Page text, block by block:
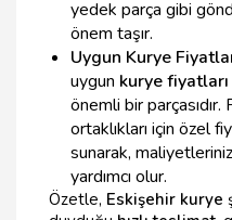
yedek parça gibi
önem taşır.
Uygun Kurye
uygun kurye fiyatları
önemli bir
ortaklıkları için özel
sunarak,
yardımcı olur.
Özetle, Eskişehir kurye